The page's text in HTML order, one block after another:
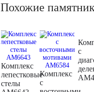
Похожие
Комплекс
лепестковые
стелы
Комплекс
с
с